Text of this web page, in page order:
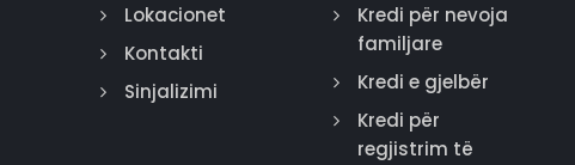
Lokacionet
Kontakti
Sinjalizimi
Kredi për nevoja
familjare
Kredi e gjelbër
Kredi për
regjistrim të